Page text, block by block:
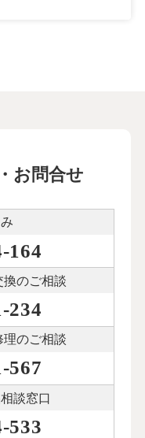
お問合せ
164
換のご相談
234
理のご相談
567
相談窓口
533